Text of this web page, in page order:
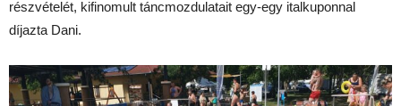
részvételét, kifinomult táncmozdulatait egy-egy italkuponnal
díjazta Dani.